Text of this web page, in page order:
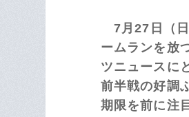
7月27日（日
ームランを放
ツニュースに
前半戦の好調
期限を前に注